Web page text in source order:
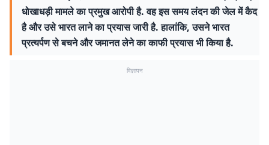
धोखाधड़ी मामले का प्रमुख आरोपी है. वह इस समय लंदन की जेल में कैद
है और उसे भारत लाने का प्रयास जारी है. हालांकि, उसने भारत
प्रत्यर्पण से बचने और जमानत लेने का काफी प्रयास भी किया है.
विज्ञापन